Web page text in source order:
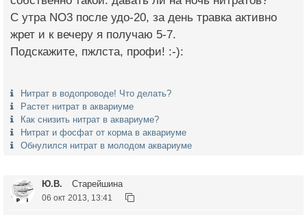
С утра NO3 после удо-20, за день травка активно
жрет и к вечеру я получаю 5-7.
Подскажите, пжлста, профи! :-):
Нитрат в водопроводе! Что делать?
Растет нитрат в аквариуме
Как снизить нитрат в аквариуме?
Нитрат и фосфат от корма в аквариуме
Обнулился нитрат в молодом аквариуме
Ю.В. Старейшина
06 окт 2013, 13:41